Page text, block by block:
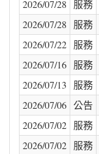
2026/07/28
服務
2026/07/28
服務
2026/07/22 服務
2026/07/16 服務
2026/07/13
服務
2026/07/06 公告
2026/07/02 服務
2026/07/02 服務